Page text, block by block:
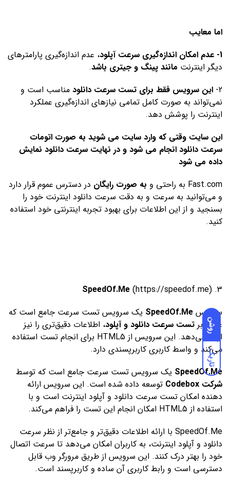
روشن
تاریک
اما معایب
1- عدم امکان اندازه‌گیری سرعت آپلود
، عدم اندازه‌گیری پارامترهای
دیگر اینترنت مانند پینگ و جیتری باشد.
2- این سرویس فقط برای تست سرعت دانلود مناسب است و
نمی‌تواند به صورت کامل تمامی نیازهای اندازه‌گیری عملکرد
اینترنت را پوشش دهد.
این سایت وقتی که وارد سایت می شوید به صورت اتومات
سرعت دانلود انجام می شود و در نهایت سرعت دانلود نمایش
داده می شود
Fast.com به راحتی و
به صورت رایگان در دسترس عموم قرار دارد
و می‌توانید به سرعت و به دقت سرعت دانلود اینترنت خود را
بسنجید و از این اطلاعات برای بهبود تجربه اینترنتی خود استفاده
کنید.
3.
SpeedOf.Me (https://speedof.me)
سرویس SpeedOf.Me یک سرویس تست سرعت جامع است که
علاوه بر تست سرعت دانلود و آپلود، اطلاعات دقیق‌تری را نیز
ارائه می‌دهد. این سرویس از HTML5 برای انجام تست استفاده
می‌کند و واسط کاربری کاربرپسندی دارد.
SpeedOf.Me یک سرویس تست سرعت جامع است که توسط
شرکت Codebox
توسعه داده شده است. این سرویس ارائه
دهنده امکان تست سرعت دانلود و آپلود اینترنت است و با
استفاده از HTML5 امکان انجام این تست را فراهم می‌کند.
SpeedOf.Me با ارائه اطلاعات دقیق‌تر و جامع‌تر از نظر سرعت
دانلود و آپلود اینترنت، به کاربران امکان می‌دهد تا سرعت اتصال
خود را بهتر درک کنند. این سرویس از طریق مرورگر وب قابل
دسترسی است و رابط کاربری آن ساده و کاربرپسند است.